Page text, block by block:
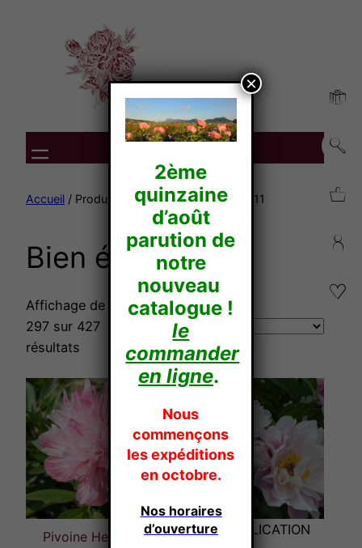
Accueil / Produit Tenue /Bien érigé/ Page 11
Bien érigé
Affichage de 271–
297 sur 427
résultats
Pivoine Herbacée
EN MULTIPLICATION
2ème
quinzaine
d’août
parution de
notre
nouveau
catalogue !
le
commander
en ligne.
Nous
commençons
les expéditions
en octobre.
Nos horaires
d’ouverture
×